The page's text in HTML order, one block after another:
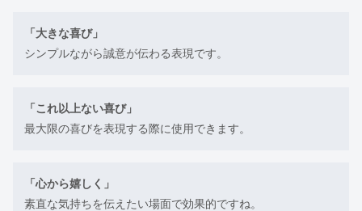
「大きな喜び」
シンプルながら誠意が伝わる表現です。
「これ以上ない喜び」
最大限の喜びを表現する際に使用できます。
「心から嬉しく」
素直な気持ちを伝えたい場面で効果的ですね。